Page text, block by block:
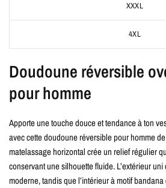
XXXL
4XL
Doudoune réversible
pour homme
Apporte une touche douce et tendance à ton
avec cette doudoune réversible pour homme
matelassage horizontal crée un relief régulier
conservant une silhouette fluide. L’extérieur
moderne, tandis que l’intérieur à motif